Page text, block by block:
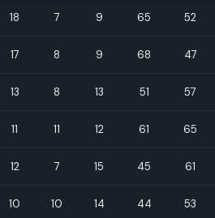
18 7 9 65 52
17 8 9 68 47
13 8 13 51 57
11 11 12 61 65
12 7 15 45 61
10 10 14 44 53